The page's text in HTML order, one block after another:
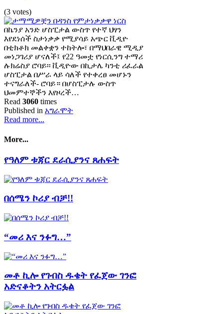
(3 votes)
በኬንያ አንድ ሆስፒታል ውስጥ የተኛ ህፃን
እየደነሰች ስታነቃቃ የሚያሳይ አጭር ቪዲዮ
በቲክቶክ መልቀቋን ተከትሎ፣ በማህበራዊ ሚዲያ
መነጋገሪያ ሆናለች፤ የ22 ዓመቷ የነርሲንግ ተማሪ
ሉክሬስያ ሮባይ፡፡ ቪዲዮው በኪታሌ ካንቲ ሪፈራል
ሆስፒታል በሥራ ላይ ሳለች የተቀረፀ መሆኑን
ተናግራለች- ሮባይ። በሆስፒታሉ ውስጥ
ህመምተኞችን እየዞረች…
Read 3060 times
Published in አግራሞት
Read more...
More...
የዓለም ቱጃር ደራሲያንና ጸሐፍት
በሰሜን ኮሪያ ብቻ!!
“መሪ እና ንፉግ…”
መቶ ኪሎ የገብስ ዱቄት የፈጀው ገንፎ
አድናቆትን አትርፏል